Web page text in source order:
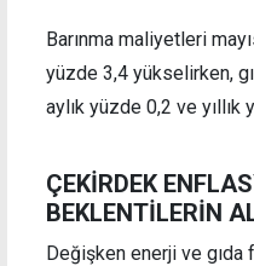
Barınma maliyetleri
yüzde 3,4 yükselirken,
aylık yüzde 0,2 ve yıllık
ÇEKİRDEK
BEKLENTİLERİN
Değişken enerji ve gıda